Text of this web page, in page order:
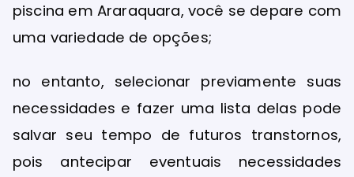
piscina em Araraquara, você se depare com
uma variedade de opções;
no entanto, selecionar previamente suas
necessidades e fazer uma lista delas pode
salvar seu tempo de futuros transtornos,
pois antecipar eventuais necessidades